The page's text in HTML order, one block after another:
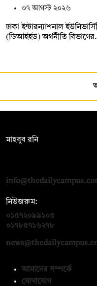
০৭ আগস্ট ২০২৬
ঢাকা ইন্টারন্যাশনাল
(ডিআইইউ) অর্থনীতি
মাহবুব রনি
নিউজরুম:
০১৫৭২০৯৯১০৫
০১৭৮৫৭১৬২৭৮
আমাদের সম্পর্কে
যোগাযোগ